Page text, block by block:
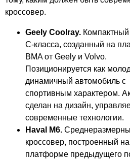
кроссовер.
Geely Coolray.
C-класса, созданный на
BMA от Geely и Volvo.
Позиционируется как
динамичный автомобиль с
спортивным характером.
сделан на дизайн,
современные технологии.
Haval M6.
кроссовер, построенный на
платформе предыдущего